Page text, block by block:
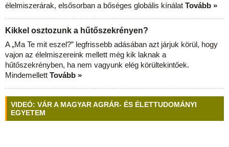
élelmiszerárak, elsősorban a bőséges globális kínálat Tovább »
Kikkel osztozunk a hűtőszekrényen?
A „Ma Te mit eszel?” legfrissebb adásában azt járjuk körül, hogy
vajon az élelmiszereink mellett még kik laknak a
hűtőszekrényben, ha nem vagyunk elég körültekintőek.
Mindemellett Tovább »
VIDEÓ: VÁR A MAGYAR AGRÁR- ÉS ÉLETTUDOMÁNYI
EGYETEM